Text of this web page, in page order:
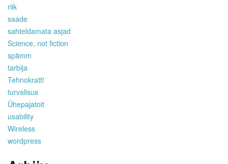
riik
saade
sahteldamata asjad
Science, not fiction
spämm
tarbija
Tehnokratt!
turvalisus
Ühepajatoit
usability
Wireless
wordpress